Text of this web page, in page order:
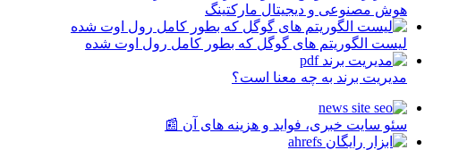
هوش مصنوعی و دیجیتال مارکتینگ
لیست الگوریتم های گوگل که بطور کامل رول اوت شده
مدیریت برند به چه معنا است؟
سئو سایت خبری، فواید و هزینه های آن 📰